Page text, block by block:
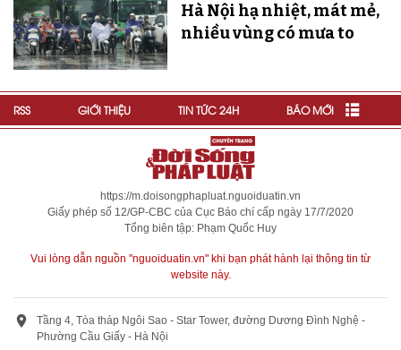
Hà Nội hạ nhiệt, mát mẻ,
nhiều vùng có mưa to
RSS GIỚI THIỆU TIN TỨC 24H BÁO MỚI
https://m.doisongphapluat.nguoiduatin.vn
Giấy phép số 12/GP-CBC của Cục Báo chí cấp ngày 17/7/2020
Tổng biên tập: Phạm Quốc Huy
Vui lòng dẫn nguồn "nguoiduatin.vn" khi bạn phát hành lại thông tin từ
website này.
Tầng 4, Tòa tháp Ngôi Sao - Star Tower, đường Dương Đình Nghệ -
Phường Cầu Giấy - Hà Nội